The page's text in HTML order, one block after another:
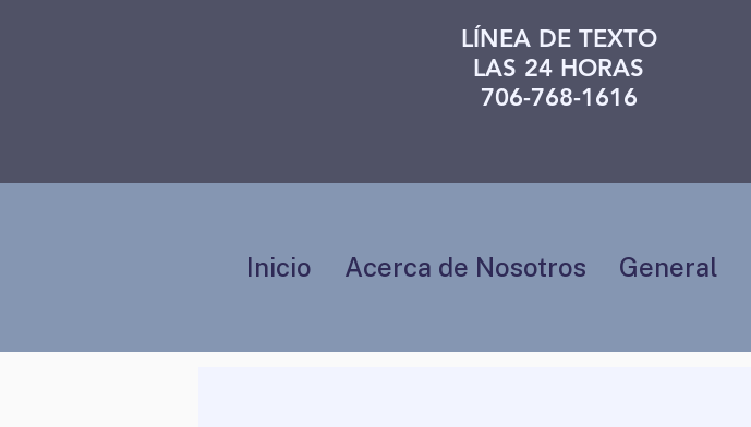
LÍNEA DE TEXTO
LAS 24 HORAS
706-768-1616
Inicio Acerca de Nosotros General